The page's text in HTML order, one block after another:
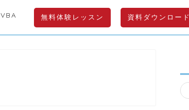
VBA 無料体験レッスン 資料ダウンロード